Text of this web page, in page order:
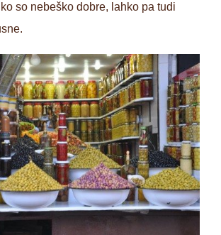
so nebeško dobre, lahko pa tudi